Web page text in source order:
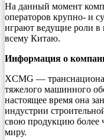
На данный момент
операторов крупно- и
играют ведущие роли в
всему Китаю.
Информация о
XCMG —
тяжелого машинного
настоящее время она
индустрии
свою продукцию более
миру.